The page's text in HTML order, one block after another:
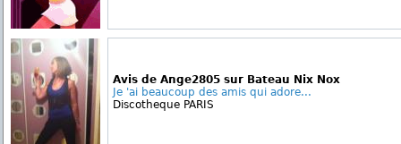
Avis de Ange2805 sur Bateau Nix Nox
Je 'ai beaucoup des amis qui adore...
Discotheque PARIS